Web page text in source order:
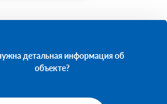
детальная информация об
объекте?